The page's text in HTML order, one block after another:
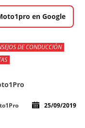
en Google
DE CONDUCCIÓN
25/09/2019